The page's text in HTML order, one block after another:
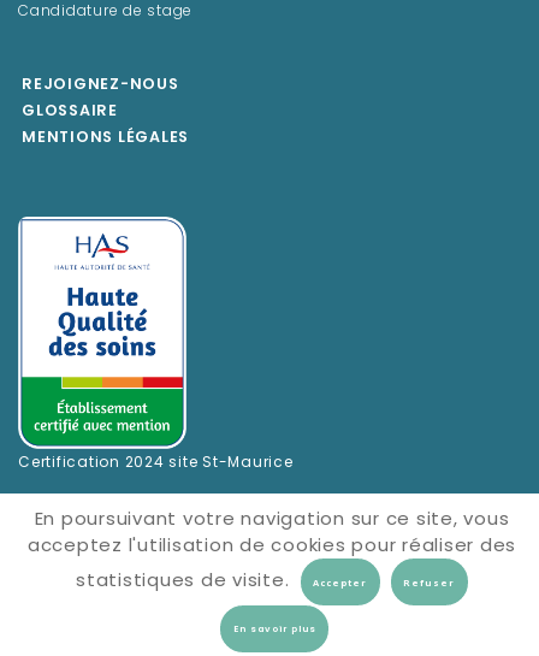
Candidature de stage
REJOIGNEZ-NOUS
GLOSSAIRE
MENTIONS LÉGALES
Certification 2024 site St-Maurice
En poursuivant votre navigation sur ce site, vous
acceptez l'utilisation de cookies pour réaliser des
statistiques de visite.
En savoir plus